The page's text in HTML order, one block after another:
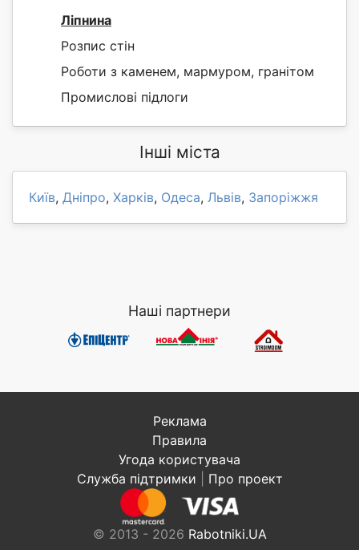
Ліпнина
Розпис стін
Роботи з каменем, мармуром, гранітом
Промислові підлоги
Інші міста
Київ, Дніпро, Харків, Одеса, Львів, Запоріжжя
Наші партнери
Реклама
Правила
Угода користувача
Служба підтримки
Про проект
© 2013 - 2026 Rabotniki.UA